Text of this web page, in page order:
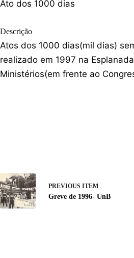
Ato dos 1000 dias
Descrição
Atos dos 1000 dias(mil dias)
realizado em 1997 na
Ministérios(em frente ao
PREVIOUS ITEM
Greve de 1996- UnB